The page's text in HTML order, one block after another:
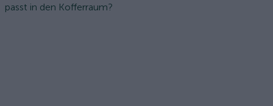
passt in den Kofferraum?